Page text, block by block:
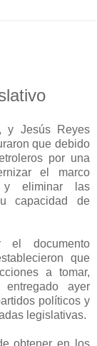
y Jesús Reyes
que debido
por una
el marco
y eliminar las
capacidad de
el documento
que
a tomar,
ayer
políticos y
legislativas.
obtener en los